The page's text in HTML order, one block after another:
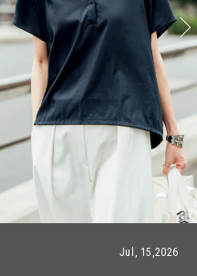
Jul, 15,2026